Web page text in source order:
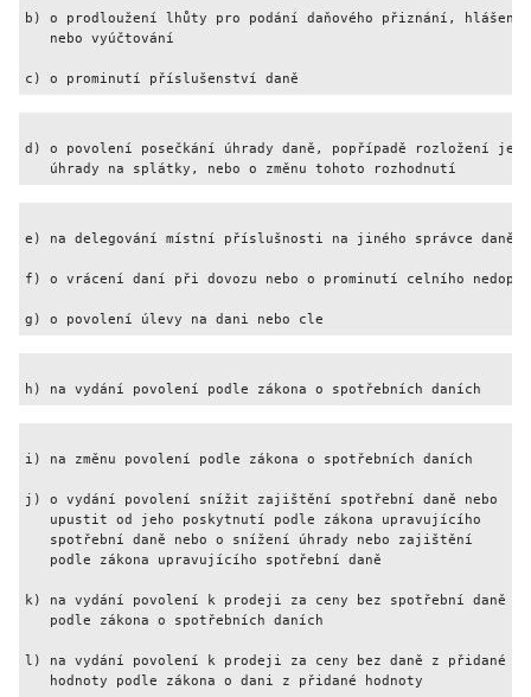
b) o prodloužení lhůty pro podání daňového přiznání, hlášení
nebo vyúčtování
c) o prominutí příslušenství daně
d) o povolení posečkání úhrady daně, popřípadě rozložení její
úhrady na splátky, nebo o změnu tohoto rozhodnutí
e) na delegování místní příslušnosti na jiného správce
f) o vrácení daní při dovozu nebo o prominutí celního
g) o povolení úlevy na dani nebo cle
h) na vydání povolení podle zákona o spotřebních
i) na změnu povolení podle zákona o spotřebních
j) o vydání povolení snížit zajištění spotřební daně nebo
   upustit od jeho poskytnutí podle zákona upravujícího
   spotřební daně nebo o snížení úhrady nebo zajištění
podle zákona upravujícího spotřební daně
k) na vydání povolení k prodeji za ceny bez spotřební daně
podle zákona o spotřebních daních
l) na vydání povolení k prodeji za ceny bez daně z přidané
hodnoty podle zákona o dani z přidané hodnoty